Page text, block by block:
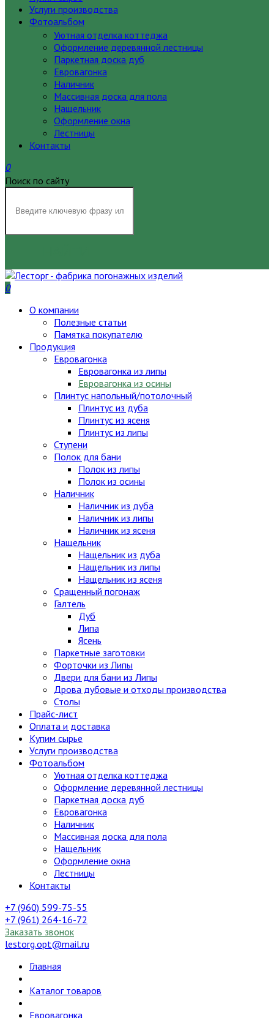
Услуги производства
Фотоальбом
Уютная отделка коттеджа
Оформление деревянной лестницы
Паркетная доска дуб
Евровагонка
Наличник
Массивная доска для пола
Нащельник
Оформление окна
Лестницы
Контакты
0
Поиск по сайту
0
О компании
Полезные статьи
Памятка покупателю
Продукция
Евровагонка
Евровагонка из липы
Евровагонка из осины
Плинтус напольный/потолочный
Плинтус из дуба
Плинтус из ясеня
Плинтус из липы
Ступени
Полок для бани
Полок из липы
Полок из осины
Наличник
Наличник из дуба
Наличник из липы
Наличник из ясеня
Нащельник
Нащельник из дуба
Нащельник из липы
Нащельник из ясеня
Сращенный погонаж
Галтель
Дуб
Липа
Ясень
Паркетные заготовки
Форточки из Липы
Двери для бани из Липы
Дрова дубовые и отходы производства
Столы
Прайс-лист
Оплата и доставка
Купим сырье
Услуги производства
Фотоальбом
Уютная отделка коттеджа
Оформление деревянной лестницы
Паркетная доска дуб
Евровагонка
Наличник
Массивная доска для пола
Нащельник
Оформление окна
Лестницы
Контакты
+7 (960) 599-75-55
+7 (961) 264-16-72
Заказать звонок
lestorg.opt@mail.ru
Главная
Каталог товаров
Евровагонка